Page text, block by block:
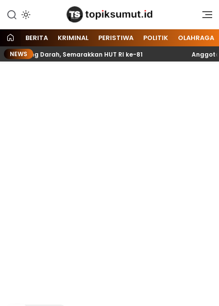
Topik Sumut
Memberitakan Seputar
dan Nasional
BERITA KRIMINAL PERISTIWA POLITIK OLAHRAGA
NEWS
Darah, Semarakkan HUT RI ke-81 Anggota